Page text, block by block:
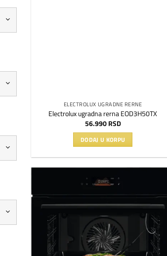
ELECTROLUX UGRADNE RERNE
Electrolux ugradna rerna EOD3H50TX
56.990RSD
DODAJ U KORPU
listu